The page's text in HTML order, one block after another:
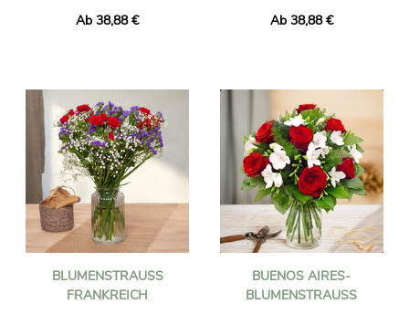
Ab 38,88 €
Ab 38,88 €
BLUMENSTRAUSS F
RANKREICH
BUENOS AIRES-
BLUMENSTRAUSS